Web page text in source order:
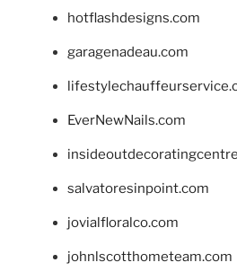
hotflashdesigns.com
garagenadeau.com
EverNewNails.com
salvatoresinpoint.com
jovialfloralco.com
johnlscotthometeam.com